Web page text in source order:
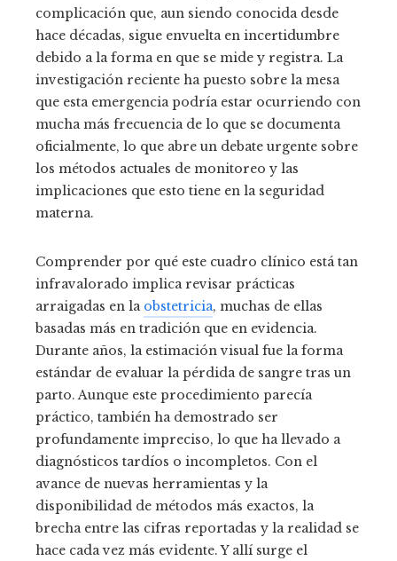
complicación que, aun siendo conocida desde
hace décadas, sigue envuelta en incertidumbre
debido a la forma en que se mide y registra. La
investigación reciente ha puesto sobre la mesa
que esta emergencia podría estar ocurriendo con
mucha más frecuencia de lo que se documenta
oficialmente, lo que abre un debate urgente sobre
los métodos actuales de monitoreo y las
implicaciones que esto tiene en la seguridad
materna.
Comprender por qué este cuadro clínico está tan
infravalorado implica revisar prácticas
arraigadas en la obstetricia, muchas de ellas
basadas más en tradición que en evidencia.
Durante años, la estimación visual fue la forma
estándar de evaluar la pérdida de sangre tras un
parto. Aunque este procedimiento parecía
práctico, también ha demostrado ser
profundamente impreciso, lo que ha llevado a
diagnósticos tardíos o incompletos. Con el
avance de nuevas herramientas y la
disponibilidad de métodos más exactos, la
brecha entre las cifras reportadas y la realidad se
hace cada vez más evidente. Y allí surge el